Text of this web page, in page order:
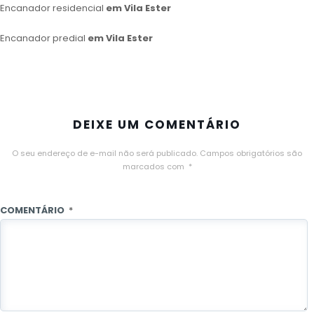
Encanador residencial em Vila Ester
Encanador predial em Vila Ester
DEIXE UM COMENTÁRIO
O seu endereço de e-mail não será publicado. Campos obrigatórios são
marcados com *
COMENTÁRIO *